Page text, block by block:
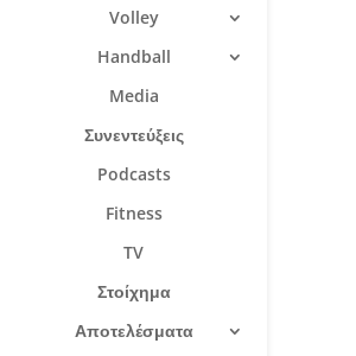
Volley
Handball
Media
Συνεντεύξεις
Podcasts
Fitness
TV
Στοίχημα
Αποτελέσματα